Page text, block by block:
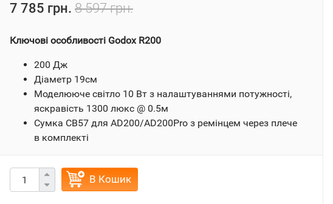
7 785 грн. 8 597 грн.
Ключові особливості Godox R200
200 Дж
Діаметр 19см
Моделююче світло 10 Вт з налаштуваннями потужності,
яскравість 1300 люкс @ 0.5м
Сумка CB57 для AD200/AD200Pro з ремінцем через плече
в комплекті
В Кошик